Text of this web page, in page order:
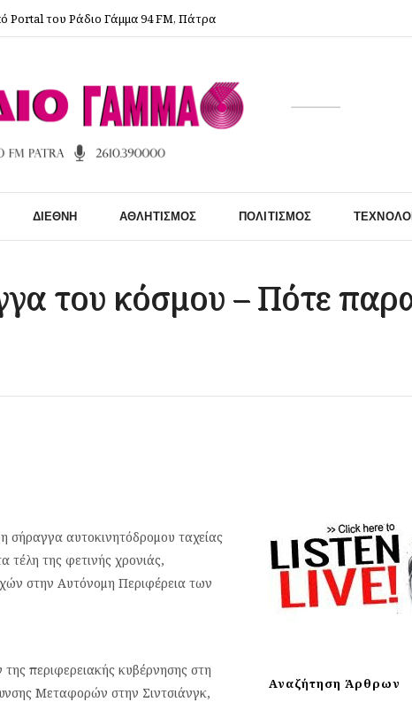
Portal του Ράδιο Γάμμα 94 FM, Πάτρα
ΔΙΕΘΝΉ ΑΘΛΗΤΙΣΜΌΣ ΠΟΛΙΤΙΣΜΌΣ
του κόσμου – Πότε
αυτοκινητόδρομου ταχείας
της φετινής χρονιάς,
στην Αυτόνομη Περιφέρεια των
περιφερειακής κυβέρνησης στη
Μεταφορών στην Σιντσιάνγκ,
Αναζήτηση Άρθρων